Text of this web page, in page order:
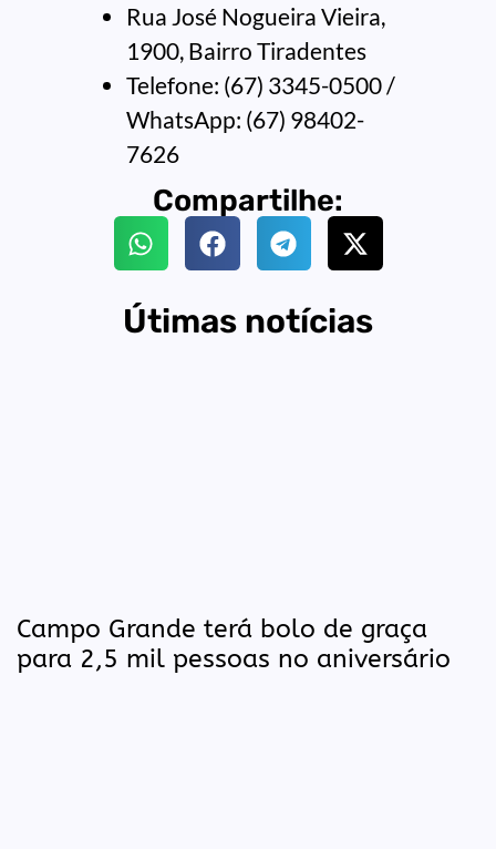
Rua José Nogueira Vieira,
1900, Bairro Tiradentes
Telefone: (67) 3345-0500 /
WhatsApp: (67) 98402-
7626
Compartilhe:
Útimas notícias
Campo Grande terá bolo de graça
para 2,5 mil pessoas no aniversário